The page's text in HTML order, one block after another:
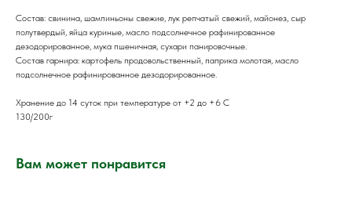
Состав: свинина, шампиньоны свежие, лук репчатый свежий, майонез, сыр
полутвердый, яйца куриные, масло подсолнечное рафинированное
дезодорированное, мука пшеничная, сухари панировочные.
Состав гарнира: картофель продовольственный, паприка молотая, масло
подсолнечное рафинированное дезодорированное.
Хранение до 14 суток при температуре от +2 до +6 С
130/200г
Вам может понравится